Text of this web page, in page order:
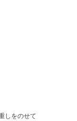
しをのせて